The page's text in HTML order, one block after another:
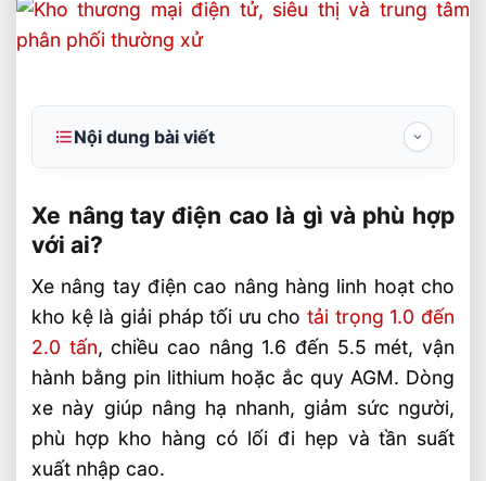
Nội dung bài viết
ai?
Thông số kỹ thuật quan trọng cần xem khi
chọn xe
Ưu điểm thực tế khi dùng trong kho kệ
Cách chọn đúng model cho từng nhu cầu
vận hành
Vì sao doanh nghiệp nên đầu tư sớm vào
xe nâng tay điện cao?
Xe nâng tay điện cao là gì và phù hợp
với ai?
Xe nâng tay điện cao nâng hàng linh hoạt cho
kho kệ là giải pháp tối ưu chotải trọng 1.0 đến
2.0 tấn, chiều cao nâng 1.6 đến 5.5 mét, vận
hành bằng pin lithium hoặc ắc quy AGM. Dòng
xe này giúp nâng hạ nhanh, giảm sức người,
phù hợp kho hàng có lối đi hẹp và tần suất
xuất nhập cao.